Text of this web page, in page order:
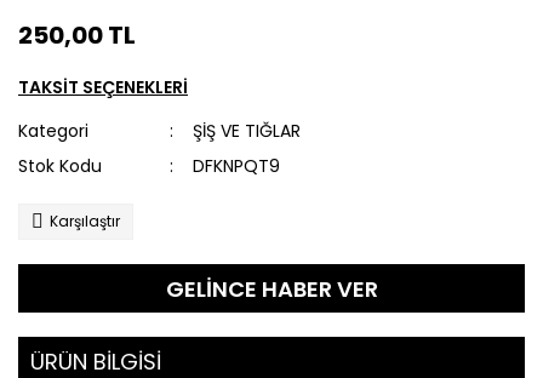
250,00 TL
TAKSİT SEÇENEKLERİ
Kategori
ŞİŞ VE TIĞLAR
Stok Kodu
DFKNPQT9
Karşılaştır
GELİNCE HABER VER
ÜRÜN BİLGİSİ